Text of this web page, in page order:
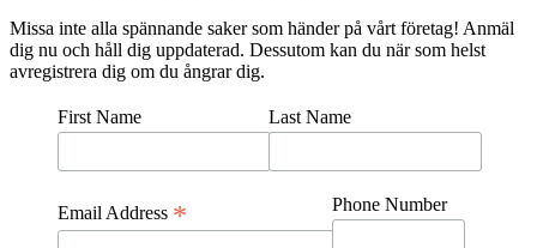
Missa inte alla spännande saker som händer på vårt företag! Anmäl
dig nu och håll dig uppdaterad. Dessutom kan du när som helst
avregistrera dig om du ångrar dig.
First Name Last Name
Email Address * Phone Number